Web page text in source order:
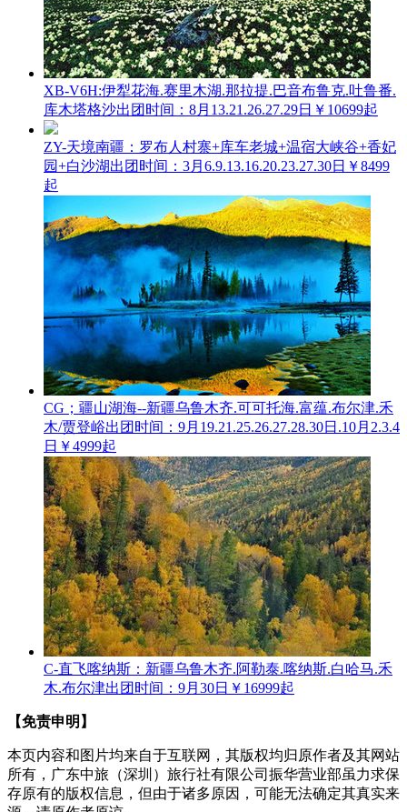
XB-V6H:伊犁花海.赛里木湖.那拉提.巴音布鲁克.吐鲁番.
库木塔格沙出团时间：8月13.21.26.27.29日 ￥10699起
ZY-天境南疆：罗布人村寨+库车老城+温宿大峡谷+香妃
园+白沙湖出团时间：3月6.9.13.16.20.23.27.30日 ￥8499
起
CG；疆山湖海--新疆乌鲁木齐.可可托海.富蕴.布尔津.禾
木/贾登峪出团时间：9月19.21.25.26.27.28.30日.10月2.3.4
日 ￥4999起
C-直飞喀纳斯：新疆乌鲁木齐.阿勒泰.喀纳斯.白哈马.禾
木.布尔津出团时间：9月30日 ￥16999起
【免责申明】
本页内容和图片均来自于互联网，其版权均归原作者及其网站
所有，广东中旅（深圳）旅行社有限公司振华营业部虽力求保
存原有的版权信息，但由于诸多原因，可能无法确定其真实来